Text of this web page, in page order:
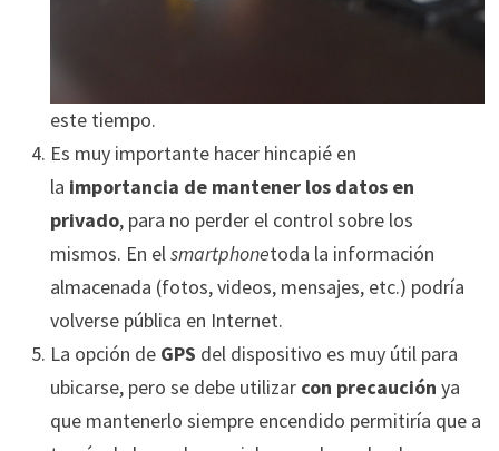
este tiempo.
Es muy importante hacer hincapié en
la importancia de mantener los datos en
privado, para no perder el control sobre los
mismos. En elsmartphonetoda la información
almacenada (fotos, videos, mensajes, etc.) podría
volverse pública en Internet.
La opción de GPS del dispositivo es muy útil para
ubicarse, pero se debe utilizar con precaución ya
que mantenerlo siempre encendido permitiría que a